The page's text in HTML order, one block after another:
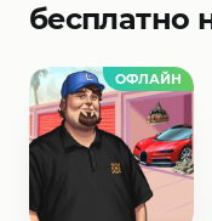
бесплатно
ОФЛАЙН